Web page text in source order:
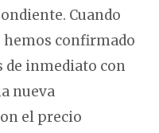
Cuando
hemos confirmado
de inmediato con
nueva
el precio